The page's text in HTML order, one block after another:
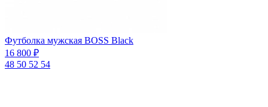
Футболка мужская BOSS Black
16 800 ₽
48 50 52 54